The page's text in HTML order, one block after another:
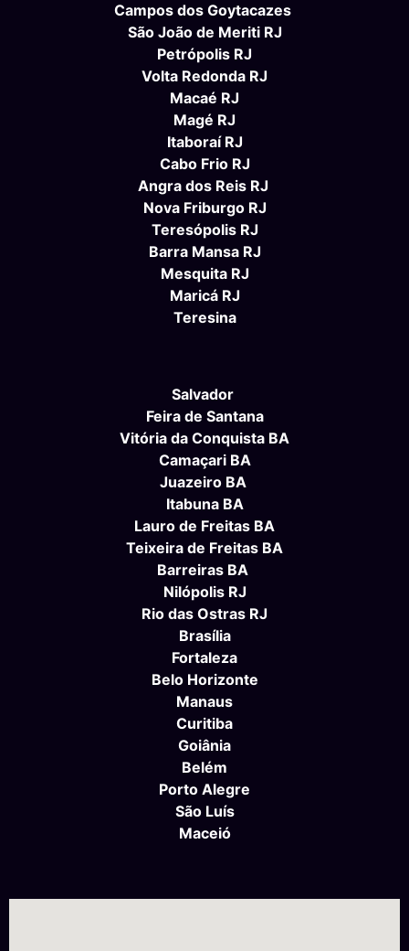
Campos dos Goytacazes
São João de Meriti RJ
Petrópolis RJ
Volta Redonda RJ
Macaé RJ
Magé RJ
Itaboraí RJ
Cabo Frio RJ
Angra dos Reis RJ
Nova Friburgo RJ
Teresópolis RJ
Barra Mansa RJ
Mesquita RJ
Maricá RJ
Teresina
Salvador
Feira de Santana
Vitória da Conquista BA
Camaçari BA
Juazeiro BA
Itabuna BA
Lauro de Freitas BA
Teixeira de Freitas BA
Barreiras BA
Nilópolis RJ
Rio das Ostras RJ
Brasília
Fortaleza
Belo Horizonte
Manaus
Curitiba
Goiânia
Belém
Porto Alegre
São Luís
Maceió